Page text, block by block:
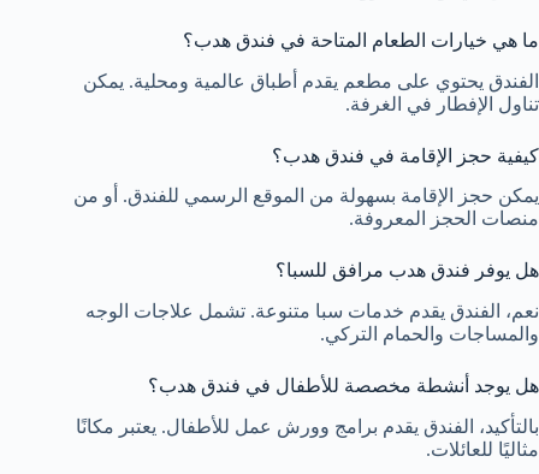
ما هي خيارات الطعام المتاحة في فندق هدب؟
الفندق يحتوي على مطعم يقدم أطباق عالمية ومحلية. يمكن
تناول الإفطار في الغرفة.
كيفية حجز الإقامة في فندق هدب؟
يمكن حجز الإقامة بسهولة من الموقع الرسمي للفندق. أو من
منصات الحجز المعروفة.
هل يوفر فندق هدب مرافق للسبا؟
نعم، الفندق يقدم خدمات سبا متنوعة. تشمل علاجات الوجه
والمساجات والحمام التركي.
هل يوجد أنشطة مخصصة للأطفال في فندق هدب؟
بالتأكيد، الفندق يقدم برامج وورش عمل للأطفال. يعتبر مكانًا
مثاليًا للعائلات.